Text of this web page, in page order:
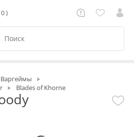
)
Варгеймы
Blades of Khorne